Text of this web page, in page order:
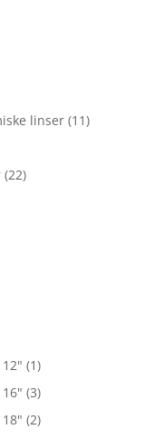
linser (11)
(22)
(1)
(3)
(2)